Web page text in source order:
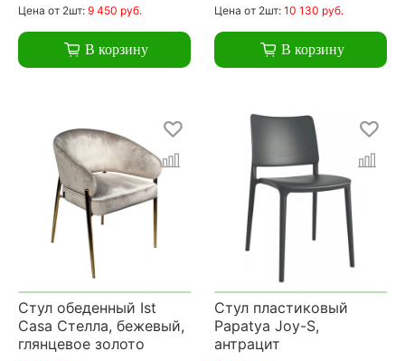
Цена от 2шт: 9 450 руб.
В корзину
Цена от 2шт: 10 130 руб.
В корзину
Стул обеденный Ist
Casa Стелла, бежевый,
глянцевое золото
Стул пластиковый
Papatya Joy-S,
антрацит